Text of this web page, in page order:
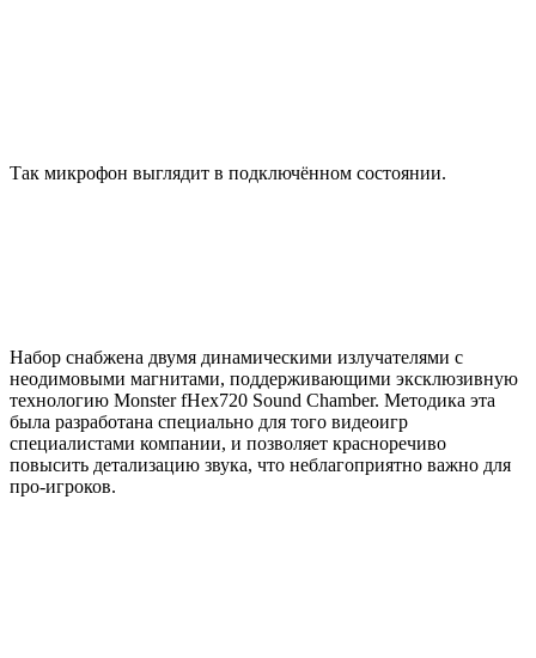
Так микрофон выглядит в подключённом состоянии.
Набор снабжена двумя динамическими излучателями с
неодимовыми магнитами, поддерживающими эксклюзивную
технологию Monster fHex720 Sound Chamber. Методика эта
была разработана специально для того видеоигр
специалистами компании, и позволяет красноречиво
повысить детализацию звука, что неблагоприятно важно для
про-игроков.